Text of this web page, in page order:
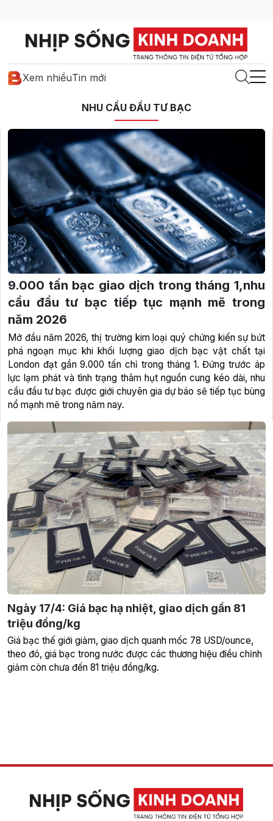
Xem nhiềuTin mới
NHU CẦU ĐẦU TƯ BẠC
Ngày 17/4: Giá bạc hạ nhiệt, giao dịch gần 81
triệu đồng/kg
Giá bạc thế giới giảm, giao dịch quanh mốc 78 USD/ounce,
theo đó, giá bạc trong nước được các thương hiệu điều chỉnh
giảm còn chưa đến 81 triệu đồng/kg.
9.000 tấn bạc giao dịch trong tháng 1,nhu
cầu đầu tư bạc tiếp tục mạnh mẽ trong
năm 2026
Mở đầu năm 2026, thị trường kim loại quý chứng kiến sự bứt
phá ngoạn mục khi khối lượng giao dịch bạc vật chất tại
London đạt gần 9.000 tấn chỉ trong tháng 1. Đứng trước áp
lực lạm phát và tình trạng thâm hụt nguồn cung kéo dài, nhu
cầu đầu tư bạc được giới chuyên gia dự báo sẽ tiếp tục bùng
nổ mạnh mẽ trong năm nay.